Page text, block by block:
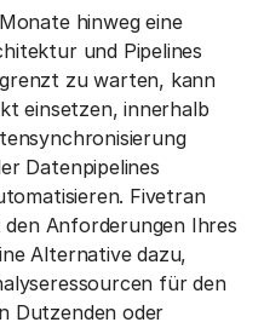
hinweg eine
und Pipelines
zu warten, kann
einsetzen, innerhalb
Datenpipelines
Fivetran
Anforderungen Ihres
Alternative dazu,
für den
Dutzenden oder